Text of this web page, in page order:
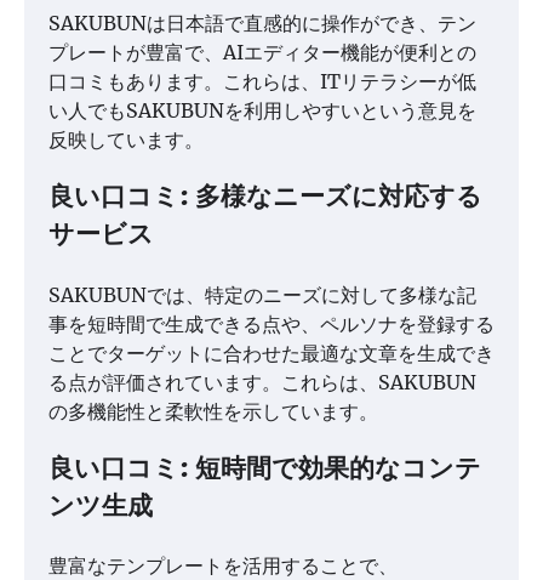
SAKUBUNは日本語で直感的に操作ができ、テン
プレートが豊富で、AIエディター機能が便利との
口コミもあります。これらは、ITリテラシーが低
い人でもSAKUBUNを利用しやすいという意見を
反映しています。
良い口コミ: 多様なニーズに対応する
サービス
SAKUBUNでは、特定のニーズに対して多様な記
事を短時間で生成できる点や、ペルソナを登録する
ことでターゲットに合わせた最適な文章を生成でき
る点が評価されています。これらは、SAKUBUN
の多機能性と柔軟性を示しています。
良い口コミ: 短時間で効果的なコンテ
ンツ生成
豊富なテンプレートを活用することで、